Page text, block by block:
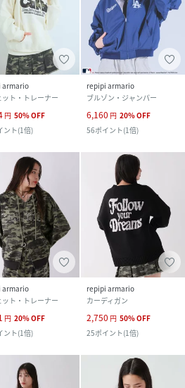
armario
ット・トレーナー
円 50%OFF
ント(1倍)
repipi armario
ブルゾン・ジャンパー
6,160 円 20%OFF
56ポイント(1倍)
armario
ット・トレーナー
円 20%OFF
ント(1倍)
repipi armario
カーディガン
2,750 円 50%OFF
25ポイント(1倍)